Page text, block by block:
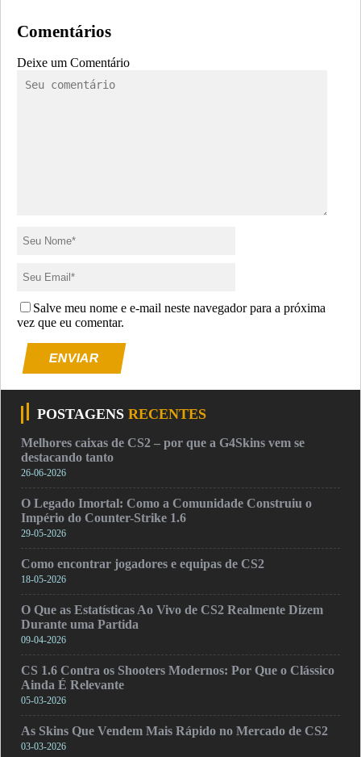
Comentários
Deixe um Comentário
Salve meu nome e e-mail neste navegador para a próxima
vez que eu comentar.
ENVIAR
POSTAGENS RECENTES
Melhores caixas de CS2 – por que a G4Skins vem se
destacando tanto
26-06-2026
O Legado Imortal: Como a Comunidade Construiu o
Império do Counter-Strike 1.6
29-05-2026
Como encontrar jogadores e equipas de CS2
18-05-2026
O Que as Estatísticas Ao Vivo de CS2 Realmente Dizem
Durante uma Partida
09-04-2026
CS 1.6 Contra os Shooters Modernos: Por Que o Clássico
Ainda É Relevante
05-03-2026
As Skins Que Vendem Mais Rápido no Mercado de CS2
03-03-2026